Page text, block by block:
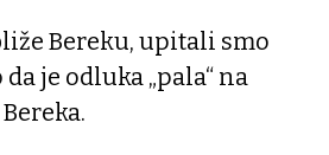
Bereku, upitali smo
je odluka „pala“ na